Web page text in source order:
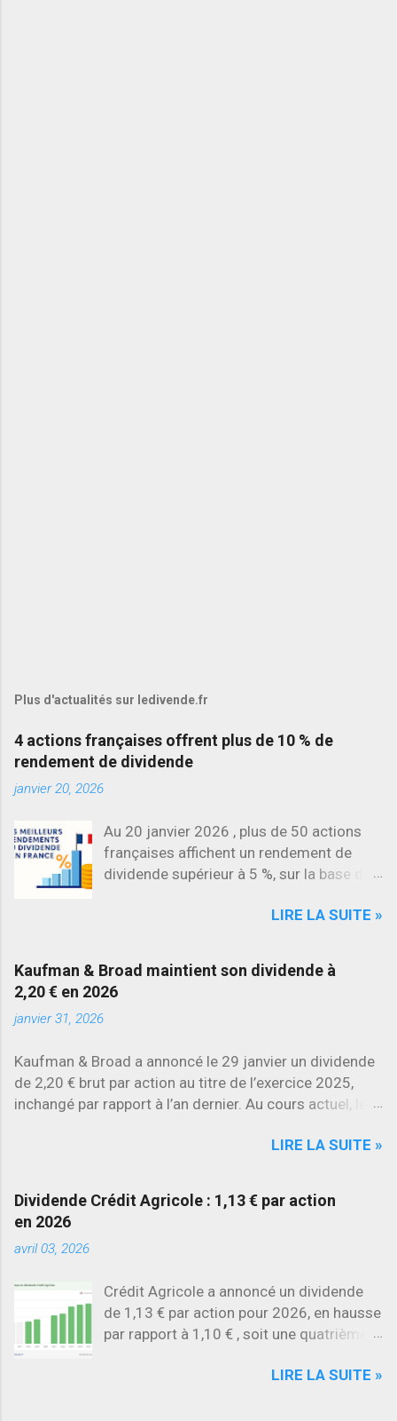
Plus d'actualités sur ledivende.fr
4 actions françaises offrent plus de 10 % de
rendement de dividende
janvier 20, 2026
Au 20 janvier 2026 , plus de 50 actions
françaises affichent un rendement de
dividende supérieur à 5 %, sur la base des
évolutions les plus marquantes concerne
Stellantis et Renault reculent déjà à deux
chiffres.
LIRE LA SUITE »
Kaufman & Broad maintient son dividende à
2,20 € en 2026
janvier 31, 2026
Kaufman & Broad a annoncé le 29 janvier un dividende
de 2,20 € brut par action au titre de l’exercice 2025,
inchangé par rapport à l’an dernier. Au cours actuel, le
LIRE LA SUITE »
Dividende Crédit Agricole : 1,13 € par action
en 2026
avril 03, 2026
Crédit Agricole a annoncé un dividende
de 1,13 € par action pour 2026, en hausse
par rapport à 1,10 € , soit une quatrième
LIRE LA SUITE »